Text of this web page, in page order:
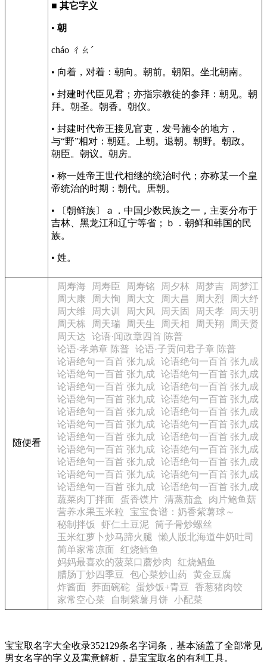
■ 其它字义
• 朝
cháo ㄔㄠˊ
• 向着，对着：朝向。朝前。朝阳。坐北朝南。
• 封建时代臣见君；亦指宗教徒的参拜：朝见。朝
拜。朝圣。朝香。朝仪。
• 封建时代帝王接见官吏，发号施令的地方，
与“野”相对：朝廷。上朝。退朝。朝野。朝政。
朝臣。朝议。朝房。
• 称一姓帝王世代相继的统治时代；亦称某一个皇
帝统治的时期：朝代。唐朝。
• 〔朝鲜族〕ａ．中国少数民族之一，主要分布于
吉林、黑龙江和辽宁等省；ｂ．朝鲜和韩国的民
族。
• 姓。
随便看
周寿海 周寿臣 周寿铭 周夕林 周梦吉
周梦江
周大康
周大恂 周大文 周大昌 周大烈
周大纾
周大维
周大训 周大风 周天固 周天孝
周天明
周天栋
周天瑞 周天生 周天相 周天翔
周天贤
周天达
论语·闻政章四首 陈普
论语·孝弟章 陈普
论语·子贡问君子章 陈普
论语绝句一百首 张九成 论语绝句一百首 张九成
论语绝句一百首 张九成 论语绝句一百首 张九成
论语绝句一百首 张九成 论语绝句一百首 张九成
论语绝句一百首 张九成 论语绝句一百首 张九成
论语绝句一百首 张九成 论语绝句一百首 张九成
论语绝句一百首 张九成 论语绝句一百首 张九成
论语绝句一百首 张九成 论语绝句一百首 张九成
论语绝句一百首 张九成 论语绝句一百首 张九成
论语绝句一百首 张九成 论语绝句一百首 张九成
论语绝句一百首 张九成 论语绝句一百首 张九成
论语绝句一百首 张九成 论语绝句一百首 张九成
蔬菜肉丁拌面
蛋香馍片 清蒸茄盒
肉片鲍鱼菇
营养水果玉米粒
宝宝食谱：奶香紫薯球～
秘制拌饭
虾仁土豆泥 筒子骨炒螺丝
玉米红萝卜炒马蹄火腿
懒人版北海道牛奶吐司
简单家常凉面
红烧鳕鱼
妈妈最喜欢的菠菜口蘑炒肉
红烧鲳鱼
腊肠丁炒四季豆
包心菜炒山药 黄金豆腐
炸酱面
荞面碗砣 蛋炒饭+青豆
香葱猪肉饺
家常空心菜
自制紫薯月饼 小配菜
宝宝取名字大全收录352129条名字词条，基本涵盖了全部常见
男女名字的字义及寓意解析，是宝宝取名的有利工具。